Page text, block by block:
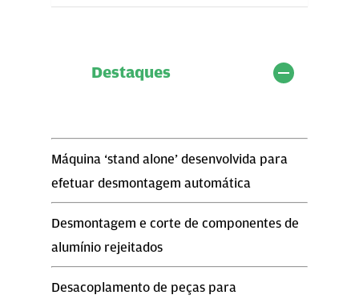
Destaques
Máquina ‘stand alone’ desenvolvida para
efetuar desmontagem automática
Desmontagem e corte de componentes de
alumínio rejeitados
Desacoplamento de peças para